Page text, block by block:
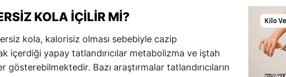
KOLA İÇILIR MI?
kola, kalorisiz olması sebebiyle cazip
içerdiği yapay tatlandırıcılar metabolizma ve iştah
gösterebilmektedir. Bazı araştırmalar tatlandırıcıların
Kilo